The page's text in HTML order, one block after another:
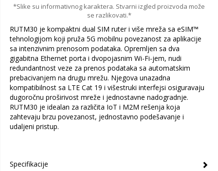
*Slike su informativnog karaktera. Stvarni izgled proizvoda može
se razlikovati.*
RUTM30 je kompaktni dual SIM ruter i više mreža sa eSIM™
tehnologijom koji pruža 5G mobilnu povezanost za aplikacije
sa intenzivnim prenosom podataka. Opremljen sa dva
gigabitna Ethernet porta i dvopojasnim Wi-Fi-jem, nudi
redundantnost veze za prenos podataka sa automatskim
prebacivanjem na drugu mrežu. Njegova unazadna
kompatibilnost sa LTE Cat 19 i višestruki interfejsi osiguravaju
dugoročnu proširivost mreže i jednostavne nadogradnje.
RUTM30 je idealan za različita IoT i M2M rešenja koja
zahtevaju brzu povezanost, jednostavno podešavanje i
udaljeni pristup.
Specifikacije